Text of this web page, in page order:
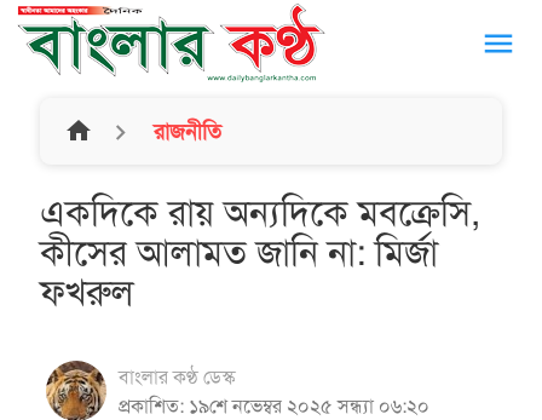
menu
home রাজনীতি
একদিকে রায় অন্যদিকে মবক্রেসি,
কীসের আলামত জানি না: মির্জা
ফখরুল
বাংলার কণ্ঠ ডেস্ক
প্রকাশিত: ১৯শে নভেম্বর ২০২৫ সন্ধ্যা ০৬:২০